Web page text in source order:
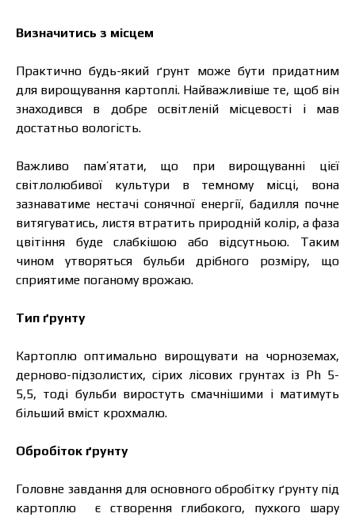
Визначитись з місцем
Практично будь-який ґрунт може бути придатним
для вирощування картоплі. Найважливіше те, щоб він
знаходився в добре освітленій місцевості і мав
достатньо вологість.
Важливо пам’ятати, що при вирощуванні цієї
світлолюбивої культури в темному місці, вона
зазнаватиме нестачі сонячної енергії, бадилля почне
витягуватись, листя втратить природній колір, а фаза
цвітіння буде слабкішою або відсутньою. Таким
чином утворяться бульби дрібного розміру, що
сприятиме поганому врожаю.
Тип ґрунту
Картоплю оптимально вирощувати на чорноземах,
дерново-підзолистих, сірих лісових грунтах із Ph 5-
5,5, тоді бульби виростуть смачнішими і матимуть
більший вміст крохмалю.
Обробіток ґрунту
Головне завдання для основного обробітку ґрунту під
картоплю є створення глибокого, пухкого шару